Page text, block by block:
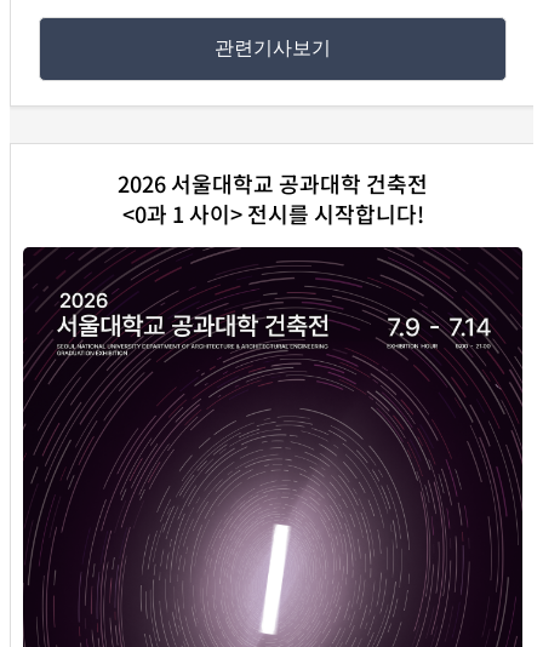
관련기사보기
2026 서울대학교 공과대학 건축전
<0과 1 사이> 전시를 시작합니다!